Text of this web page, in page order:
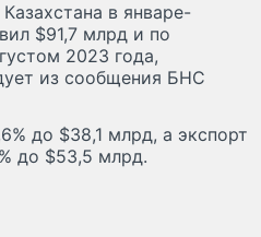
в январе-
$91,7 млрд и по
2023 года,
из сообщения БНС
до $38,1 млрд, а экспорт
до $53,5 млрд.